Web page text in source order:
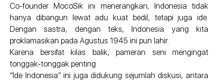
Co-founder MocoSik ini menerangkan, Indonesia tidak
hanya dibangun lewat adu kuat bedil, tetapi juga ide.
Dengan sastra, dengan teks, Indonesia yang kita
proklamasikan pada Agustus 1945 ini pun lahir.
Karena bersifat kilas balik, pameran seni mengingat
tonggak-tonggak penting
“Ide Indonesia” ini juga didukung sejumlah diskusi, antara